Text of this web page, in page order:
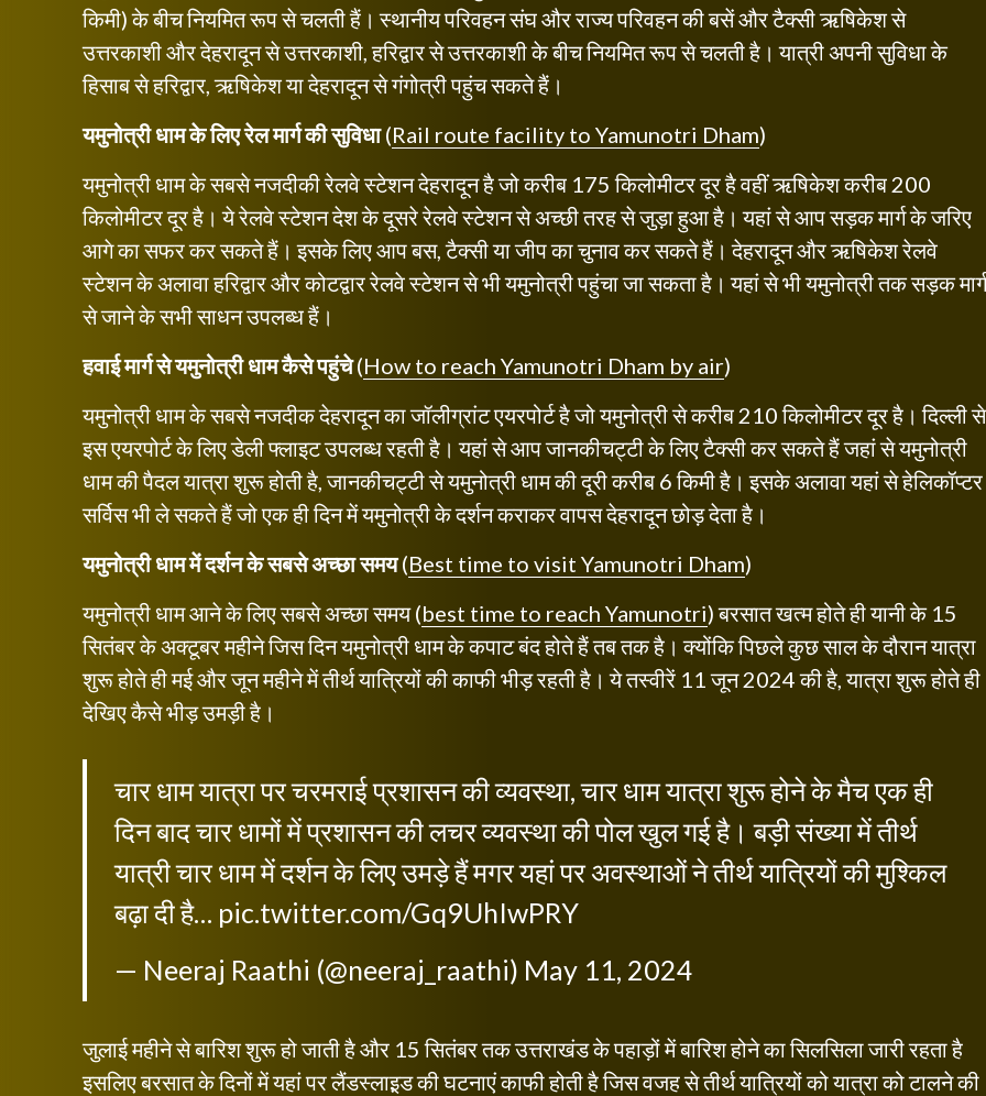
किमी) के बीच नियमित रूप से चलती हैं। स्थानीय परिवहन संघ और राज्य परिवहन की बसें और टैक्सी ऋषिकेश से
उत्तरकाशी और देहरादून से उत्तरकाशी, हरिद्वार से उत्तरकाशी के बीच नियमित रूप से चलती है। यात्री अपनी सुविधा के
हिसाब से हरिद्वार, ऋषिकेश या देहरादून से गंगोत्री पहुंच सकते हैं।
यमुनोत्री धाम के लिए रेल मार्ग की सुविधा(Rail route facility to Yamunotri Dham)
यमुनोत्री धाम के सबसे नजदीकी रेलवे स्टेशन देहरादून है जो करीब 175 किलोमीटर दूर है वहीं ऋषिकेश करीब 200
किलोमीटर दूर है। ये रेलवे स्टेशन देश के दूसरे रेलवे स्टेशन से अच्छी तरह से जुड़ा हुआ है। यहां से आप सड़क मार्ग के जरिए
आगे का सफर कर सकते हैं। इसके लिए आप बस, टैक्सी या जीप का चुनाव कर सकते हैं। देहरादून और ऋषिकेश रेलवे
स्टेशन के अलावा हरिद्वार और कोटद्वार रेलवे स्टेशन से भी यमुनोत्री पहुंचा जा सकता है। यहां से भी यमुनोत्री तक सड़क मार्ग
से जाने के सभी साधन उपलब्ध हैं।
हवाई मार्ग से यमुनोत्री धाम कैसे पहुंचे(How to reach Yamunotri Dham by air)
यमुनोत्री धाम के सबसे नजदीक देहरादून का जॉलीग्रांट एयरपोर्ट है जो यमुनोत्री से करीब 210 किलोमीटर दूर है। दिल्ली से
इस एयरपोर्ट के लिए डेली फ्लाइट उपलब्ध रहती है। यहां से आप जानकीचट्टी के लिए टैक्सी कर सकते हैं जहां से यमुनोत्री
धाम की पैदल यात्रा शुरू होती है, जानकीचट्टी से यमुनोत्री धाम की दूरी करीब 6 किमी है। इसके अलावा यहां से हेलिकॉप्टर
सर्विस भी ले सकते हैं जो एक ही दिन में यमुनोत्री के दर्शन कराकर वापस देहरादून छोड़ देता है।
यमुनोत्री धाम में दर्शन के सबसे अच्छा समय(Best time to visit Yamunotri Dham)
यमुनोत्री धाम आने के लिए सबसे अच्छा समय (best time to reach Yamunotri) बरसात खत्म होते ही यानी के 15
सितंबर के अक्टूबर महीने जिस दिन यमुनोत्री धाम के कपाट बंद होते हैं तब तक है। क्योंकि पिछले कुछ साल के दौरान यात्रा
शुरू होते ही मई और जून महीने में तीर्थ यात्रियों की काफी भीड़ रहती है। ये तस्वीरें 11 जून 2024 की है, यात्रा शुरू होते ही
देखिए कैसे भीड़ उमड़ी है।
चार धाम यात्रा पर चरमराई प्रशासन की व्यवस्था, चार धाम यात्रा शुरू होने के मैच एक ही
दिन बाद चार धामों में प्रशासन की लचर व्यवस्था की पोल खुल गई है। बड़ी संख्या में तीर्थ
यात्री चार धाम में दर्शन के लिए उमड़े हैं मगर यहां पर अवस्थाओं ने तीर्थ यात्रियों की मुश्किल
बढ़ा दी है… pic.twitter.com/Gq9UhIwPRY
— Neeraj Raathi (@neeraj_raathi) May 11, 2024
जुलाई महीने से बारिश शुरू हो जाती है और 15 सितंबर तक उत्तराखंड के पहाड़ों में बारिश होने का सिलसिला जारी रहता है
इसलिए बरसात के दिनों में यहां पर लैंडस्लाइ़ड की घटनाएं काफी होती है जिस वजह से तीर्थ यात्रियों को यात्रा को टालने की